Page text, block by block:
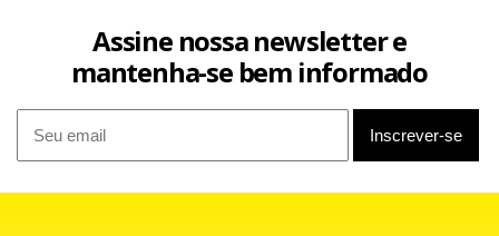
Facebook
WhatsApp Telegram
Share
Assine nossa newsletter e
mantenha-se bem informado